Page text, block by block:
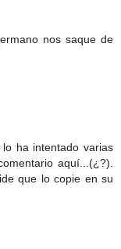
nos saque de
ha intentado varias
aquí...(¿?).
que lo copie en su